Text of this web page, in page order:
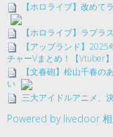
【ホロライブ】改めて
【ホロライブ】ラプラ
【アップランド】
チャーVまとめ！【Vtuber】
【文春砲】松山千春
い
三大アイドルアニメ、
Powered by livedoor 相